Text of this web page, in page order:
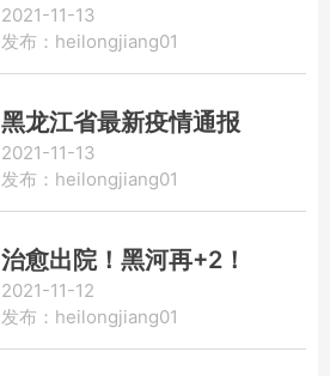
2021-11-13
发布：heilongjiang01
黑龙江省最新疫情通报
2021-11-13
发布：heilongjiang01
治愈出院！黑河再+2！
2021-11-12
发布：heilongjiang01